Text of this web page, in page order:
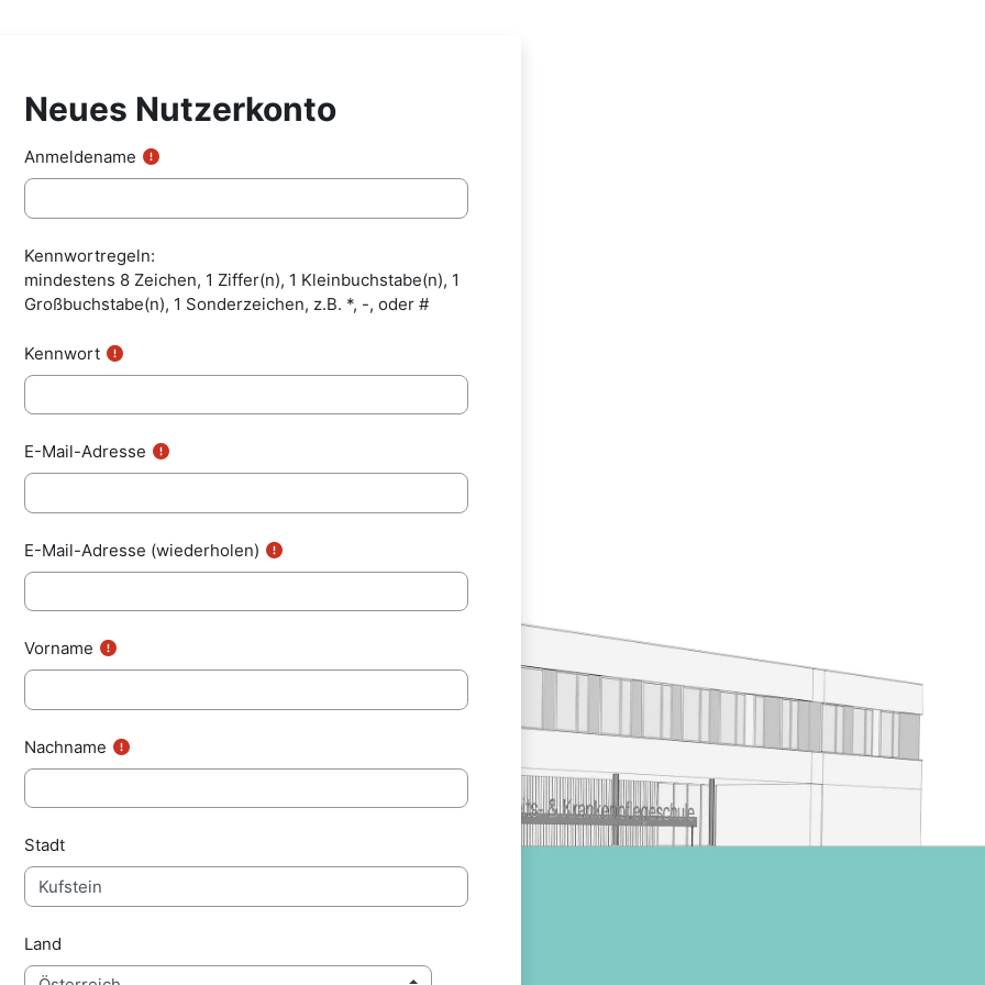
Neues Nutzerkonto
Anmeldename
Kennwortregeln:
mindestens 8 Zeichen, 1 Ziffer(n), 1 Kleinbuchstabe(n), 1
Großbuchstabe(n), 1 Sonderzeichen, z.B. *, -, oder #
Kennwort
E-Mail-Adresse
E-Mail-Adresse (wiederholen)
Vorname
Nachname
Stadt
Land